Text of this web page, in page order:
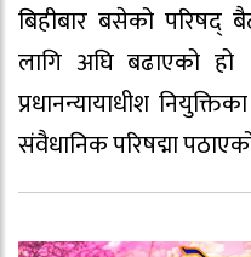
बिहीबार बसेको परिषद्
लागि अघि बढाएको हो
प्रधानन्यायाधीश
संवैधानिक परिषद्मा